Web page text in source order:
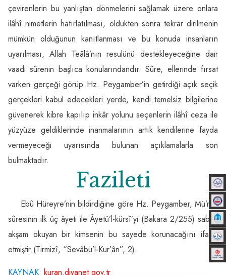
çevirenlerin bu yanlıştan dönmelerini sağlamak üzere onlara
ilâhî nimetlerin hatırlatılması, öldükten sonra tekrar dirilmenin
mümkün olduğunun kanıtlanması ve bu konuda insanların
uyarılması, Allah Teâlâ’nın resulünü destekleyeceğine dair
vaadi sûrenin başlıca konularındandır. Sûre, ellerinde fırsat
varken gerçeği görüp Hz. Peygamber’in getirdiği açık seçik
gerçekleri kabul edecekleri yerde, kendi temelsiz bilgilerine
güvenerek kibre kapılıp inkâr yolunu seçenlerin ilâhî ceza ile
yüzyüze geldiklerinde inanmalarının artık kendilerine fayda
vermeyeceği uyarısında bulunan açıklamalarla son
bulmaktadır.
Fazileti
Ebû Hüreyre’nin bildirdiğine göre Hz. Peygamber, Mü’min
sûresinin ilk üç âyeti ile Âyetü’l-kürsî’yi (Bakara 2/255) sabah
akşam okuyan bir kimsenin bu sayede korunacağını ifade
etmiştir (Tirmizî, “Sevâbü’l-Kur’ân”, 2).
KAYNAK: kuran.diyanet.gov.tr